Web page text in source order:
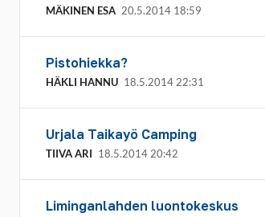
MÄKINEN ESA 20.5.2014 18:59
Pistohiekka?
HÄKLI HANNU 18.5.2014 22:31
Urjala Taikayö Camping
TIIVA ARI 18.5.2014 20:42
Liminganlahden luontokeskus